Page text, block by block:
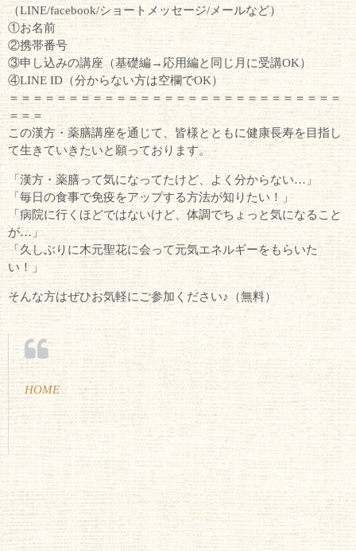
（LINE/facebook/ショートメッセージ/メールなど）
①お名前
②携帯番号
③申し込みの講座（基礎編→応用編と同じ月に受講OK）
④LINE ID（分からない方は空欄でOK）
＝＝＝＝＝＝＝＝＝＝＝＝＝＝＝＝＝＝＝＝＝＝＝＝＝＝＝＝
＝＝＝
この漢方・薬膳講座を通じて、皆様とともに健康長寿を目指し
て生きていきたいと願っております。
「漢方・薬膳って気になってたけど、よく分からない…」
「毎日の食事で免疫をアップする方法が知りたい！」
「病院に行くほどではないけど、体調でちょっと気になること
が…」
「久しぶりに木元聖花に会って元気エネルギーをもらいた
い！」
そんな方はぜひお気軽にご参加ください♪（無料）
HOME